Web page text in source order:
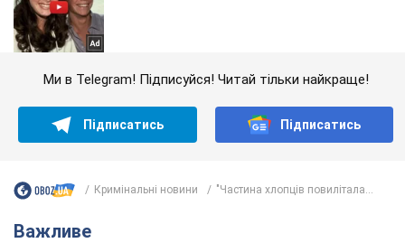
Ми в Telegram! Підписуйся! Читай тільки найкраще!
Підписатись Підписатись
Кримінальні новини "Частина хлопців повилітала...
Важливе